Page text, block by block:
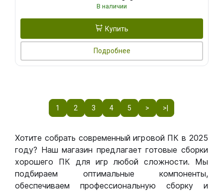
В наличии
Купить
Подробнее
1 2 3 4 5 > >|
Хотите собрать современный игровой ПК в 2025
году? Наш магазин предлагает готовые сборки
хорошего ПК для игр любой сложности. Мы
подбираем оптимальные компоненты,
обеспечиваем профессиональную сборку и